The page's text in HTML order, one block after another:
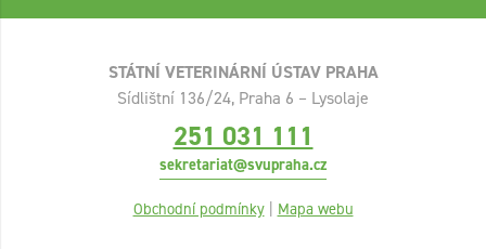
STÁTNÍ VETERINÁRNÍ ÚSTAV PRAHA
Sídlištní 136/24, Praha 6 – Lysolaje
251 031 111
sekretariat@svupraha.cz
Obchodní podmínky | Mapa webu